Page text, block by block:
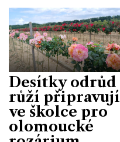
Desítky odrůd
růží připravují
ve školce pro
olomoucké